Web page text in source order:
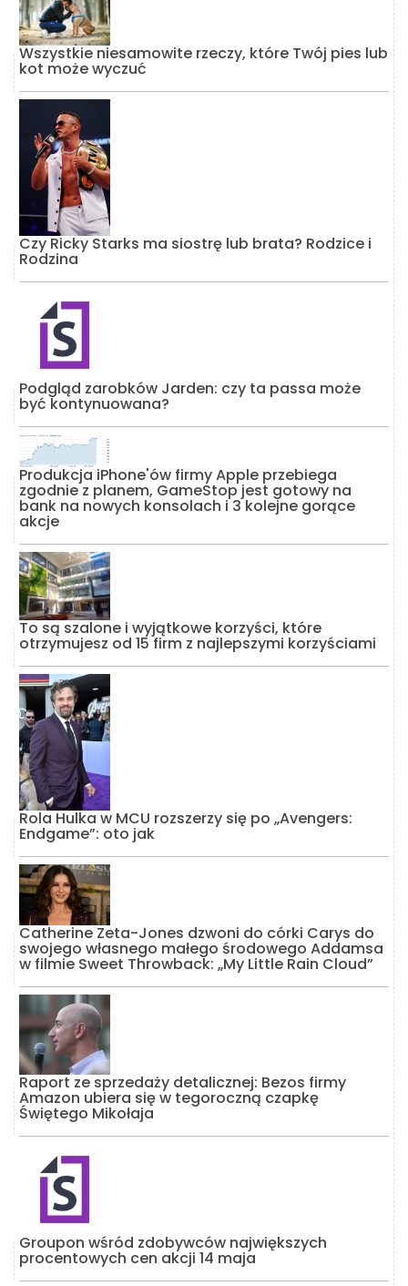
Wszystkie niesamowite rzeczy, które Twój pies lub
kot może wyczuć
Czy Ricky Starks ma siostrę lub brata? Rodzice i
Rodzina
Podgląd zarobków Jarden: czy ta passa może
być kontynuowana?
Produkcja iPhone'ów firmy Apple przebiega
zgodnie z planem, GameStop jest gotowy na
bank na nowych konsolach i 3 kolejne gorące
akcje
To są szalone i wyjątkowe korzyści, które
otrzymujesz od 15 firm z najlepszymi korzyściami
Rola Hulka w MCU rozszerzy się po „Avengers:
Endgame”: oto jak
Catherine Zeta-Jones dzwoni do córki Carys do
swojego własnego małego środowego Addamsa
w filmie Sweet Throwback: „My Little Rain Cloud”
Raport ze sprzedaży detalicznej: Bezos firmy
Amazon ubiera się w tegoroczną czapkę
Świętego Mikołaja
Groupon wśród zdobywców największych
procentowych cen akcji 14 maja